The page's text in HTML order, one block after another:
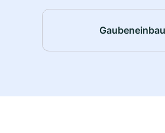
Gaubeneinbau